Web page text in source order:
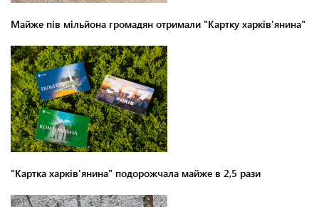
Майже пів мільйона громадян отримали "Картку харків'янина"
"Картка харків'янина" подорожчала майже в 2,5 рази